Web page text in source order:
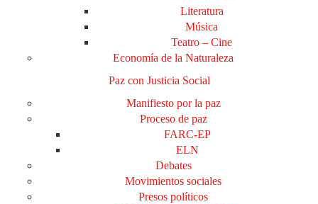
Literatura
Música
Teatro – Cine
Economía de la Naturaleza
Paz con Justicia Social
Manifiesto por la paz
Proceso de paz
FARC-EP
ELN
Debates
Movimientos sociales
Presos políticos